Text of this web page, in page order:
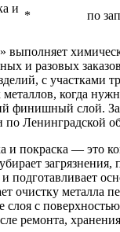
и
* по
и разовых
с участками
когда
финишный слой.
по Ленинградской
и покраска — это
загрязнения,
и подготавливает
очистку металла
слоя с
ремонта,